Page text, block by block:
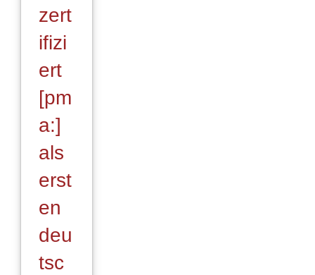
zert
ifizi
ert
[pm
a:]
als
erst
en
deu
tsc